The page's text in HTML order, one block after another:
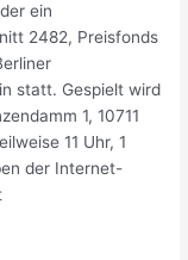
ein
2482, Preisfonds
statt. Gespielt wird
1, 10711
11 Uhr, 1
der Internet-